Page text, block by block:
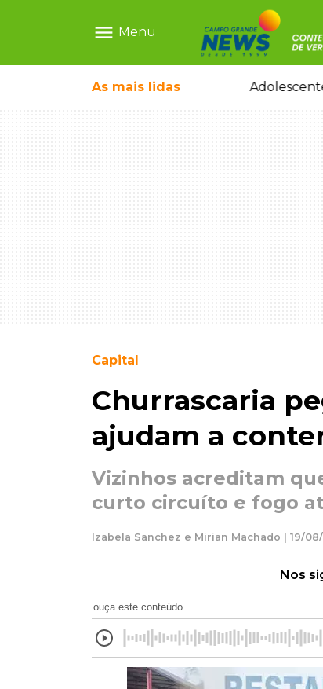
menu Menu
As mais lidas
ganhar dia oficial em MS
Capital
Churrascaria
ajudam a
Vizinhos acreditam
curto circuíto e fogo
Izabela Sanchez e Mirian Machado | 19/08/
Nos
ouça este conteúdo